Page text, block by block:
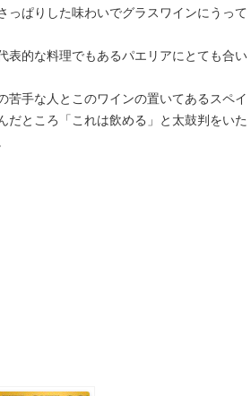
っぱりした味わいでグラスワインにうって
表的な料理でもあるパエリアにとても合い
苦手な人とこのワインの置いてあるスペイ
だところ「これは飲める」と太鼓判をいた